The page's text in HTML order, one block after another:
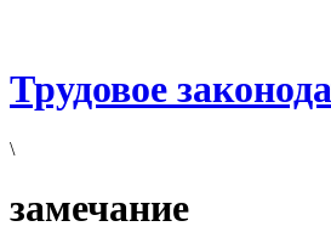
Трудовое
\
замечание